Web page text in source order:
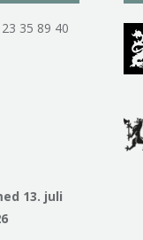
35 89 40
13. juli